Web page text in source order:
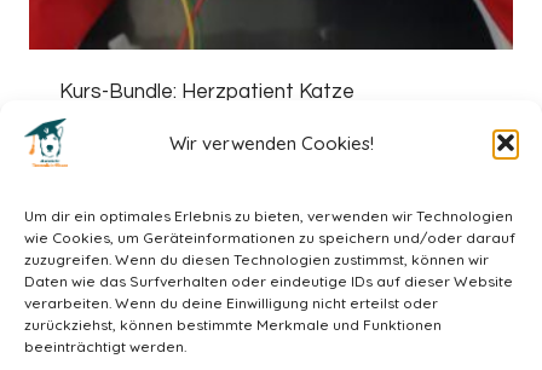
Wir verwenden Cookies!
Um dir ein optimales Erlebnis zu bieten, verwenden wir Technologien
wie Cookies, um Geräteinformationen zu speichern und/oder darauf
zuzugreifen. Wenn du diesen Technologien zustimmst, können wir
Daten wie das Surfverhalten oder eindeutige IDs auf dieser Website
verarbeiten. Wenn du deine Einwilligung nicht erteilst oder
zurückziehst, können bestimmte Merkmale und Funktionen
beeinträchtigt werden.
Kurs-Bundle: Herzpatient Katze
88,00 73,00 €